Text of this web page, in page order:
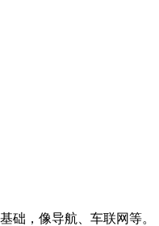
，像导航、车联网等。